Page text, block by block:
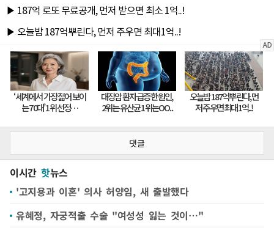
댓글
이시간 핫뉴스
'고지용과 이혼' 의사 허양임, 새 출발했다
유혜정, 자궁적출 수술 "여성성 잃는 것이…"